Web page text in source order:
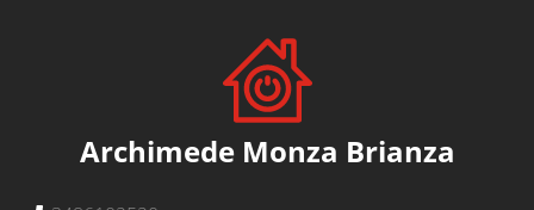
Archimede Monza Brianza